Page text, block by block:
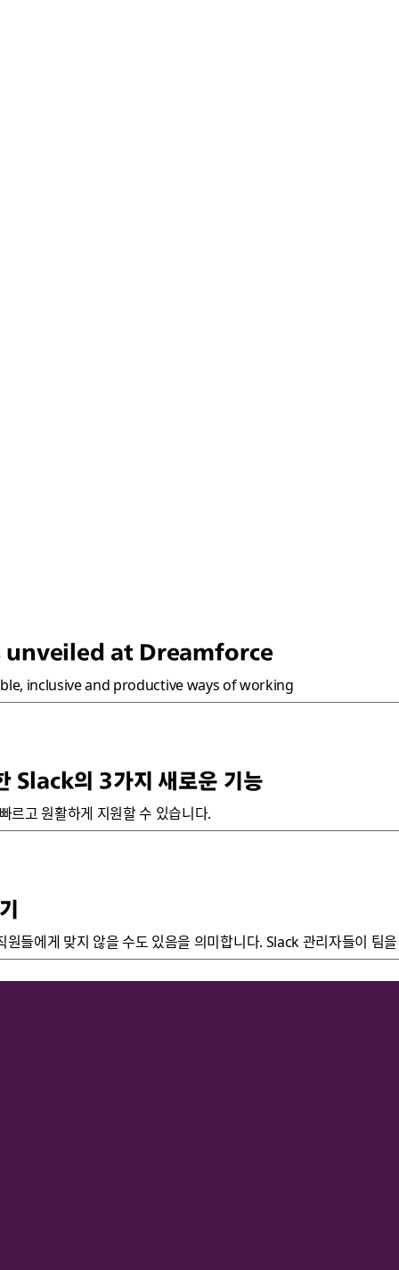
at Dreamforce
inclusive and productive ways of working
Slack의 3가지 새로운 기능
르고 원활하게 지원할 수 있습니다.
들에게 맞지 않을 수도 있음을 의미합니다. Slack 관리자들이 팀